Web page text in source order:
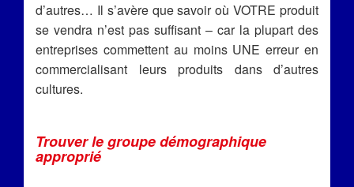
d’autres… Il s’avère que savoir où VOTRE produit
se vendra n’est pas suffisant – car la plupart des
entreprises commettent au moins UNE erreur en
commercialisant leurs produits dans d’autres
cultures.
Trouver le groupe démographique
approprié